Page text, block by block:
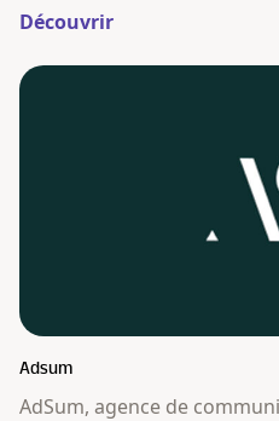
vitrine et e-commerce au
Découvrir
Adsum
AdSum, agence de